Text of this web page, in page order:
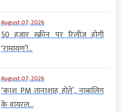
August 07, 2026
50 हजार स्क्रीन पर रिलीज होगी
‘रामायण’!...
August 07, 2026
‘काश PM तानाशाह होते’, नाबालिग
के वायरल...